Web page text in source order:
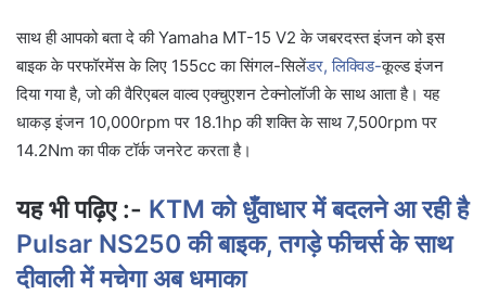
साथ ही आपको बता दे की Yamaha MT-15 V2 के जबरदस्त इंजन को इस
बाइक के परफॉरमेंस के लिए 155cc का सिंगल-सिलेंडर, लिक्विड-कूल्ड इंजन
दिया गया है, जो की वैरिएबल वाल्व एक्चुएशन टेक्नोलॉजी के साथ आता है। यह
धाकड़ इंजन 10,000rpm पर 18.1hp की शक्ति के साथ 7,500rpm पर
14.2Nm का पीक टॉर्क जनरेट करता है।
यह भी पढ़िए :- KTM को धुँवाधार में बदलने आ रही है
Pulsar NS250 की बाइक, तगड़े फीचर्स के साथ
दीवाली में मचेगा अब धमाका